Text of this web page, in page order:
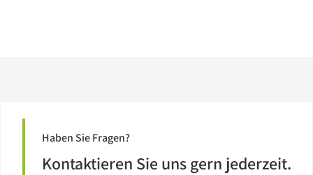
Haben Sie Fragen?
Kontaktieren Sie uns gern jederzeit.